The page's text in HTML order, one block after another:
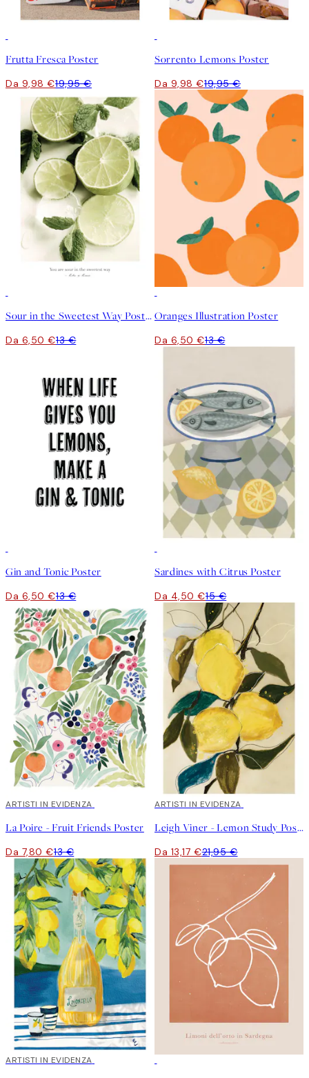
Frutta Fresca Poster
Da 9,98 €19,95 €
Sorrento Lemons Poster
Da 9,98 €19,95 €
Sour in the Sweetest Way Poster
Da 6,50 €13 €
Oranges Illustration Poster
Da 6,50 €13 €
Gin and Tonic Poster
Da 6,50 €13 €
Sardines with Citrus Poster
Da 4,50 €15 €
40%*
ARTISTI IN EVIDENZA
La Poire - Fruit Friends Poster
Da 7,80 €13 €
40%*
ARTISTI IN EVIDENZA
Leigh Viner - Lemon Study Poster
Da 13,17 €21,95 €
40%*
ARTISTI IN EVIDENZA